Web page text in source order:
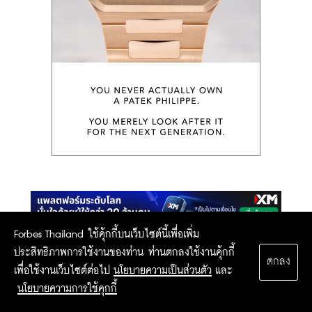
Forbes Thailand ใช้คุ้กกี้บนเว็บไซต์นี้เพื่อเพิ่ม
ประสิทธิภาพการใช้งานของท่าน ท่านตกลงใช้งานคุ้กกี้
เพื่อใช้งานเว็บไซต์ต่อไป นโยบายความเป็นส่วนตัว และ
นโยบายความการใช้คุกกี้
ตกลง
Sign up for more stories and special offers
from Forbes Thailand.